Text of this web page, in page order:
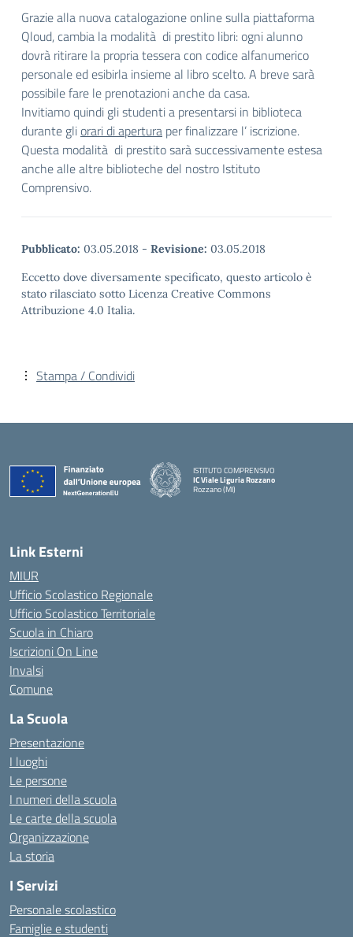
Grazie alla nuova catalogazione online sulla piattaforma
Qloud, cambia la modalità di prestito libri: ogni alunno
dovrà ritirare la propria tessera con codice alfanumerico
personale ed esibirla insieme al libro scelto. A breve sarà
possibile fare le prenotazioni anche da casa.
Invitiamo quindi gli studenti a presentarsi in biblioteca
durante gli orari di apertura per finalizzare l’ iscrizione.
Questa modalità di prestito sarà successivamente estesa
anche alle altre biblioteche del nostro Istituto
Comprensivo.
Pubblicato: 03.05.2018 - Revisione: 03.05.2018
Eccetto dove diversamente specificato, questo articolo è
stato rilasciato sotto Licenza Creative Commons
Attribuzione 4.0 Italia.
Stampa / Condividi
ISTITUTO COMPRENSIVO
IC Viale Liguria Rozzano
Rozzano (MI)
Link Esterni
MIUR
Ufficio Scolastico Regionale
Ufficio Scolastico Territoriale
Scuola in Chiaro
Iscrizioni On Line
Invalsi
Comune
La Scuola
Presentazione
I luoghi
Le persone
I numeri della scuola
Le carte della scuola
Organizzazione
La storia
I Servizi
Personale scolastico
Famiglie e studenti